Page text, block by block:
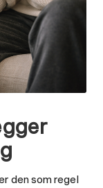
den som regel